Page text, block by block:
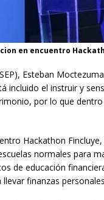
en encuentro
Esteban
incluido el instruir y
por lo que
Hackathon
normales para
de educación
finanzas